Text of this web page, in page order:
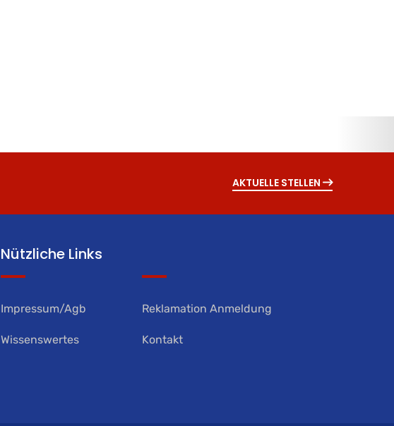
AKTUELLE STELLEN
Nützliche Links
Impressum/Agb
Wissenswertes
Reklamation Anmeldung
Kontakt